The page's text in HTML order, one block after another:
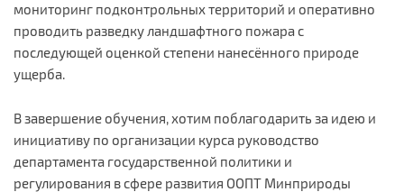
мониторинг подконтрольных территорий и оперативно
проводить разведку ландшафтного пожара с
последующей оценкой степени нанесённого природе
ущерба.
В завершение обучения, хотим поблагодарить за идею и
инициативу по организации курса руководство
департамента государственной политики и
регулирования в сфере развития ООПТ Минприроды